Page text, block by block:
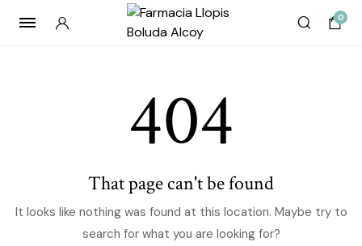
0
404
That page can't be found
It looks like nothing was found at this location. Maybe try to
search for what you are looking for?